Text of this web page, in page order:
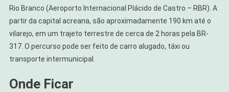
Rio Branco (Aeroporto Internacional Plácido de Castro – RBR). A
partir da capital acreana, são aproximadamente 190 km até o
vilarejo, em um trajeto terrestre de cerca de 2 horas pela BR-
317. O percurso pode ser feito de carro alugado, táxi ou
transporte intermunicipal.
Onde Ficar